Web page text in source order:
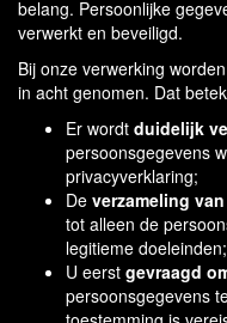
belang. Persoonlijke
verwerkt en beveiligd.
Bij onze verwerking
in acht genomen. Dat
Er wordt duidelijk
persoonsgegevens
privacyverklaring;
De verzameling
tot alleen de
legitieme doeleinden;
U eerst gevraagd
persoonsgegevens